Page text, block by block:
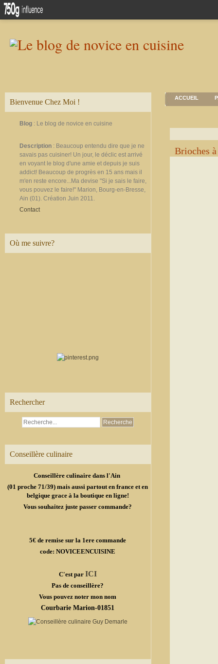
Bienvenue Chez Moi !
Blog : Le blog de novice en cuisine
Description : Beaucoup entendu dire que je ne
savais pas cuisiner! Un jour, le déclic est arrivé
en voyant le blog d'une amie et depuis je suis
addict! Beaucoup de progrès en 15 ans mais il
m'en reste encore...Ma devise "Si je sais le faire,
vous pouvez le faire!" Marion, Bourg-en-Bresse,
Ain (01). Création Juin 2011.
Contact
Où me suivre?
Rechercher
Conseillère culinaire
Conseillère culinaire dans l'Ain
(01 proche 71/39) mais aussi partout en france et en
belgique grace à la boutique en ligne!
Vous souhaitez juste passer commande?
5€ de remise sur la 1ere commande
code: NOVICEENCUISINE
C'est par ICI
Pas de conseillère?
Vous pouvez noter mon nom
Courbarie Marion-01851
ACCUEIL
Brioches